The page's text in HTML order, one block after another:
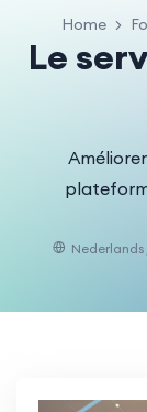
Home
Le
Nederlands